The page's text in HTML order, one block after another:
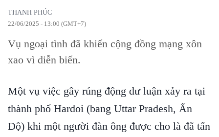
THANH PHÚC
22/06/2025 - 13:00 (GMT+7)
Vụ ngoại tình đã khiến cộng đồng mạng xôn
xao vì diễn biến.
Một vụ việc gây rúng động dư luận xảy ra tại
thành phố Hardoi (bang Uttar Pradesh, Ấn
Độ) khi một người đàn ông được cho là đã tấn